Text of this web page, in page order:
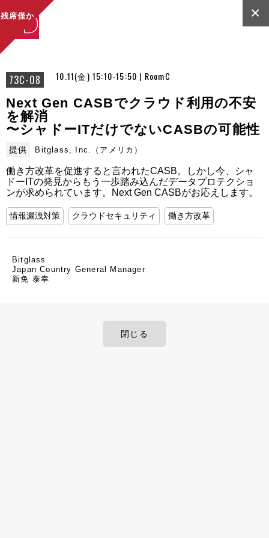
73C-08 10.11(金) 15:10-15:50 | RoomC
×
残席僅か
Next Gen CASBでクラウド利用の不安
を解消
〜シャドーITだけでないCASBの可能性
提供 Bitglass, Inc.（アメリカ）
働き方改革を促進すると言われたCASB。しかし今、シャ
ドーITの発見からもう一歩踏み込んだデータプロテクショ
ンが求められています。Next Gen CASBがお応えします。
情報漏洩対策 クラウドセキュリティ 働き方改革
Bitglass
Japan Country General Manager
新免 泰幸
閉じる